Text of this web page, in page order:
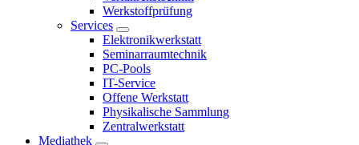
Werkstoffprüfung
Services
Elektronikwerkstatt
Seminarraumtechnik
PC-Pools
IT-Service
Offene Werkstatt
Physikalische Sammlung
Zentralwerkstatt
Mediathek